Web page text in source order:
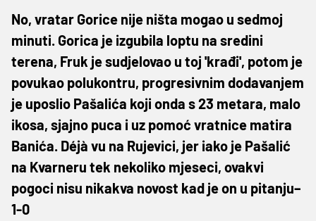
No, vratar Gorice nije ništa mogao u sedmoj
minuti. Gorica je izgubila loptu na sredini
terena, Fruk je sudjelovao u toj 'krađi', potom je
povukao polukontru, progresivnim dodavanjem
je uposlio Pašalića koji onda s 23 metara, malo
ikosa, sjajno puca i uz pomoć vratnice matira
Banića. Déjà vu na Rujevici, jer iako je Pašalić
na Kvarneru tek nekoliko mjeseci, ovakvi
pogoci nisu nikakva novost kad je on u pitanju–
1-0